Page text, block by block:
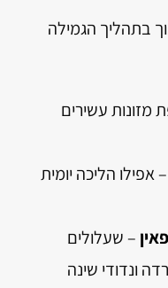
בתהליך הגמילה
מזונות עשירים
– אפילו הליכה יומית
– שעלולים
ונדודי שינה